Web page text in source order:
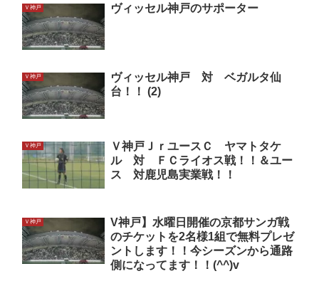
Ｖ神戸 ヴィッセル神戸のサポーター
Ｖ神戸
ヴィッセル神戸 対 ベガルタ仙
台！！ (2)
Ｖ神戸
Ｖ神戸ＪｒユースＣ ヤマトタケ
ル 対 ＦＣライオス戦！！＆ユー
ス 対鹿児島実業戦！！
Ｖ神戸
V神戸】水曜日開催の京都サンガ戦
のチケットを2名様1組で無料プレゼ
ントします！！今シーズンから通路
側になってます！！(^^)v